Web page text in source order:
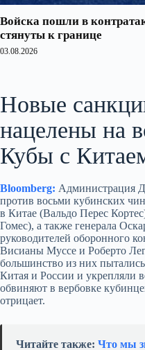
Войска пошли в
стянуты к границе
03.08.2026
Новые
нацелены на
Кубы с
Bloomberg: Администрация
против восьми кубинских
в Китае (Вальдо Перес
Гомес), а также генерала
руководителей оборонного
Висианы Муссе и Роберто
большинство из них
Китая и России и укрепляли
обвиняют в вербовке
отрицает.
Читайте также: Что мы